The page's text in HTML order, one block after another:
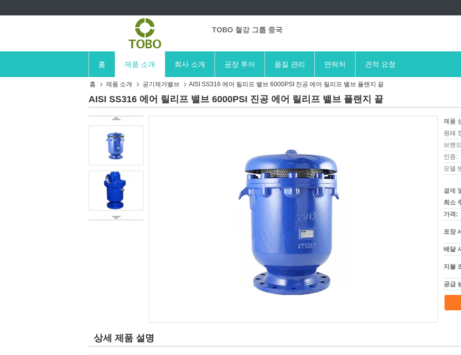
TOBO 철강 그룹 중국
홈 제품 소개 회사 소개 공장 투어 품질 관리 연락처 견적 요청
홈 제품 소개 공기제거밸브 AISI SS316 에어 릴리프 밸브 6000PSI 진공 에어 릴리프 밸브 플랜지 끝
AISI SS316 에어 릴리프 밸브 6000PSI 진공 에어 릴리프 밸브 플랜지 끝
제품
원래
브랜
인증:
모델
결제
최소
가격:
포장
배달
지불
공급
상세 제품 설명